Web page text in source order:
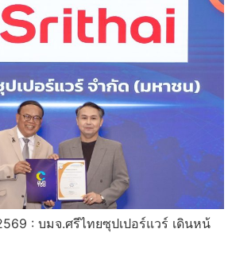
: บมจ.ศรีไทยซุปเปอร์แวร์ เดินหน้